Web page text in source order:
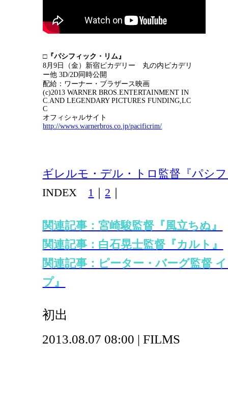
□『パシフィック・リム』
8月9日（金）新宿ピカデリー 丸の内ピカデリ
ー他 3D/2D同時公開
配給：ワーナー・ブラザース映画
(c)2013 WARNER BROS.ENTERTAINMENT IN
C.AND LEGENDARY PICTURES FUNDING,LC
C
オフィシャルサイト
http://wwws.warnerbros.co.jp/pacificrim/
ギレルモ・デル・トロ監督『パシ
INDEX 1 ｜ 2 ｜
関連記事：宮崎駿監督『風立ちぬ』
関連記事：白石晃士監督『カルト』
関連記事：ピーター・バーグ監督
プ』
初出
2013.08.07 08:00 | FILMS